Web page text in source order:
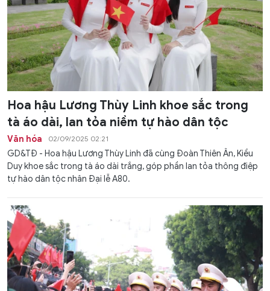
Hoa hậu Lương Thùy Linh khoe sắc trong
tà áo dài, lan tỏa niềm tự hào dân tộc
Văn hóa 02/09/2025 02:21
GD&TĐ - Hoa hậu Lương Thùy Linh đã cùng Đoàn Thiên Ân, Kiều
Duy khoe sắc trong tà áo dài trắng, góp phần lan tỏa thông điệp
tự hào dân tộc nhân Đại lễ A80.